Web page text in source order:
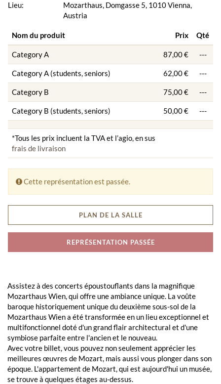
Lieu:
Mozarthaus, Domgasse 5, 1010 Vienna,
Austria
Nom du produit Prix Qté
Category A 87,00 € ---
Category A (students, seniors) 62,00 € ---
Category B 75,00 € ---
Category B (students, seniors) 50,00 € ---
*Tous les prix incluent la TVA et l’agio, en sus
frais de livraison
Cette représentation est passée.
PLAN DE LA SALLE
REPRÉSENTATION PASSÉE
Assistez à des concerts époustouflants dans la magnifique
Mozarthaus Wien, qui offre une ambiance unique. La voûte
baroque historiquement unique du deuxième sous-sol de la
Mozarthaus Wien a été transformée en un lieu exceptionnel et
multifonctionnel doté d'un grand flair architectural et d'une
symbiose parfaite entre l'ancien et le nouveau.
Avec votre billet, vous pouvez non seulement apprécier les
meilleures œuvres de Mozart, mais aussi vous plonger dans son
époque. L'appartement de Mozart, qui est aujourd'hui un musée,
se trouve à quelques étages au-dessus.